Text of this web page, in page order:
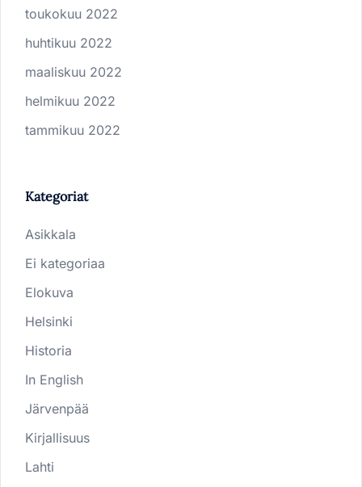
toukokuu 2022
huhtikuu 2022
maaliskuu 2022
helmikuu 2022
tammikuu 2022
Kategoriat
Asikkala
Ei kategoriaa
Elokuva
Helsinki
Historia
In English
Järvenpää
Kirjallisuus
Lahti